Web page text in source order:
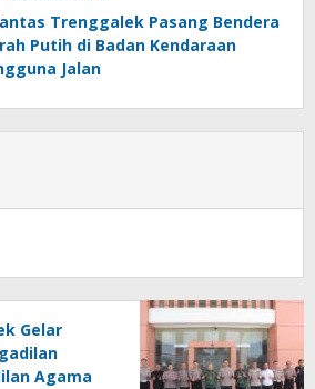
Trenggalek Pasang Bendera
Putih di Badan Kendaraan
Jalan
Gelar
Agama